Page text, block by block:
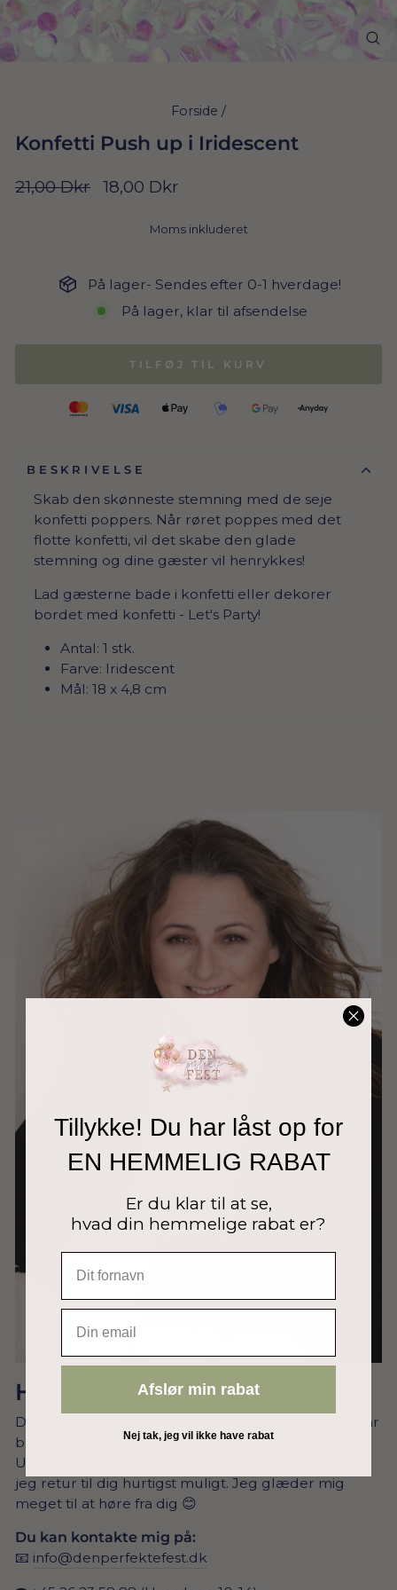
Forside /
Konfetti Push up i Iridescent
Normal
21,00 Dkr
Udsalgs
18,00 Dkr
Moms inkluderet
På lager- Sendes efter 0-1 hverdage!
På lager, klar til afsendelse
TILFØJ TIL KURV
BESKRIVELSE
Skab den skønneste stemning med de seje
konfetti poppers. Når røret poppes med det
flotte konfetti, vil det skabe den glade
stemning og dine gæster vil henrykkes!
Lad gæsterne bade i konfetti eller dekorer
bordet med konfetti - Let's Party!
Antal: 1 stk.
Farve: Iridescent
Mål: 18 x 4,8 cm
Har du brug for hjælp?
Du er altid velkommen til at skrive til mig, hvis du har
brug for hjælp.
Udfyld nedenstående kontaktformular, så vender
jeg retur til dig hurtigst muligt. Jeg glæder mig
meget til at høre fra dig 😊
Du kan kontakte mig på:
📧 info@denperfektefest.dk
Tillykke! Du har låst op for
EN HEMMELIG RABAT
Er du klar til at se,
hvad din hemmelige rabat er?
Afslør min rabat
Nej tak, jeg vil ikke have rabat